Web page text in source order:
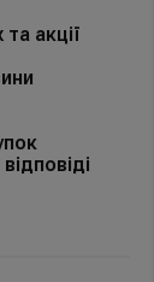
акції